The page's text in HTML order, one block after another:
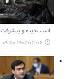
آسیب‌دیده و پیشرفت ۹۱ درصدی عملیات بازسازی واحدهای خسارت‌دیده خبر داد.
۱۴۰۵-۰۳-۰۶ ۰۹:۵۰